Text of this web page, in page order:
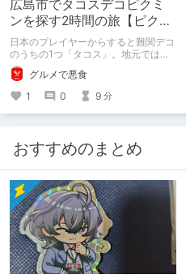
広島市でタコスデコピクミ
ンを探す2時間の旅【ピクミ
ンブルーム / Pikmin
Bloom】
日本のプレイヤーからすると難関デコ
のうちの1つ「タコス」。地元では見
つけられなかった男が広島で探す旅を
お送りします。ねくすと5月のテーマ
「お出かけの記録」。
グルメで悪食
1
0 9 分
おすすめのまとめ